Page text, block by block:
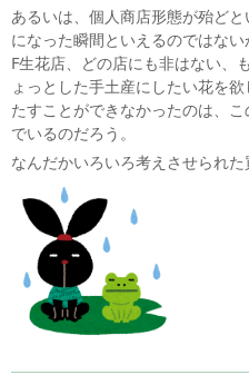
あるいは、個人商店形態が殆ど
になった瞬間といえるのではない
F生花店、どの店にも非はない、
ょっとした手土産にしたい花を
たすことができなかったのは、
でいるのだろう。
なんだかいろいろ考えさせられた